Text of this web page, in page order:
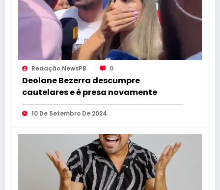
Redação NewsPB 0
Deolane Bezerra descumpre
cautelares e é presa novamente
10 De Setembro De 2024